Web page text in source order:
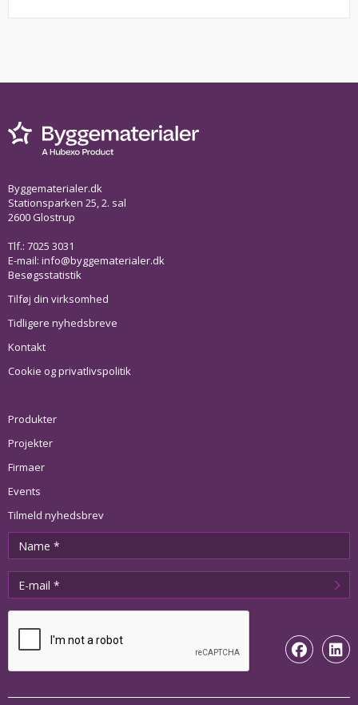
Byggematerialer.dk
Stationsparken 25, 2. sal
2600 Glostrup
Tlf.: 7025 3031
E-mail: info@byggematerialer.dk
Besøgsstatistik
Tilføj din virksomhed
Tidligere nyhedsbreve
Kontakt
Cookie og privatlivspolitik
Produkter
Projekter
Firmaer
Events
Tilmeld nyhedsbrev